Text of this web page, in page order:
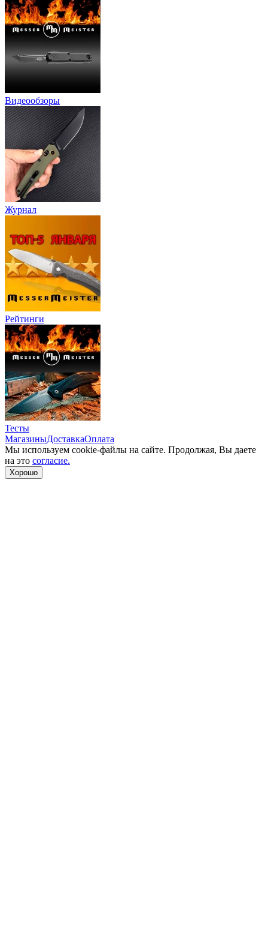
Видеообзоры
Журнал
Рейтинги
Тесты
МагазиныДоставкаОплата
Мы используем cookie-файлы на сайте. Продолжая, Вы даете
на это согласие.
Хорошо